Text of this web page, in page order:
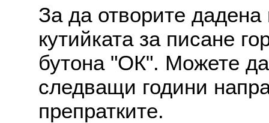
За да отворите
кутийката за писане
бутона "ОК". Можете
следващи години
препратките.